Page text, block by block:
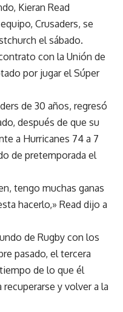
Kieran Read
Crusaders, se
el sábado.
con la Unión de
por jugar el Súper
de 30 años, regresó
después de que su
a Hurricanes 74 a 7
de pretemporada el
tengo muchas ganas
hacerlo,» Read dijo a
de Rugby con los
pasado, el tercera
de lo que él
y volver a la